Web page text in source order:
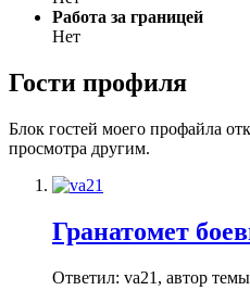
Работа за границей
Нет
Гости профиля
Блок гостей моего профайла
просмотра другим.
Гранатомет
Ответил: va21, автор